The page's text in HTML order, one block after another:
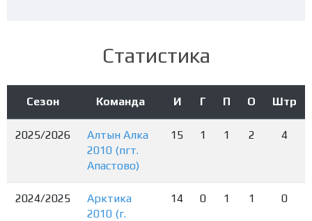
Статистика
Сезон Команда И Г П О Штр
2025/2026
Алтын Алка
2010 (пгт.
Апастово)
15 1 1 2 4
2024/2025
Арктика
2010 (г.
14 0 1 1 0